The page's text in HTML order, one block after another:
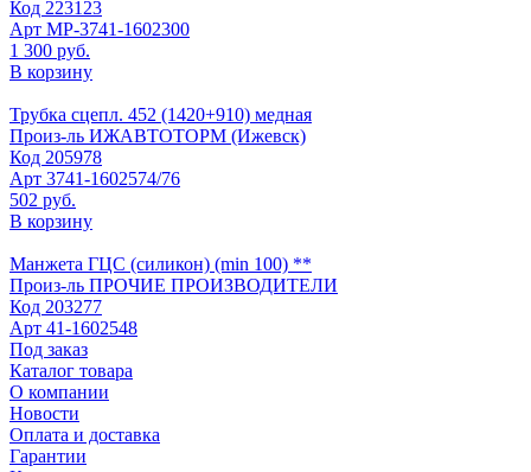
Код 223123
Арт МР-3741-1602300
1 300 руб.
В корзину
Трубка сцепл. 452 (1420+910) медная
Произ-ль ИЖАВТОТОРМ (Ижевск)
Код 205978
Арт 3741-1602574/76
502 руб.
В корзину
Манжета ГЦС (силикон) (min 100) **
Произ-ль ПРОЧИЕ ПРОИЗВОДИТЕЛИ
Код 203277
Арт 41-1602548
Под заказ
Каталог товара
О компании
Новости
Оплата и доставка
Гарантии